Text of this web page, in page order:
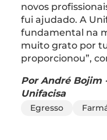
novos
fui ajudado. A
fundamental na
muito grato por
proporcionou”,
Por André Bojim
Unifacisa
Egresso